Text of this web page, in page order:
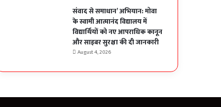
संवाद से समाधान’ अभियान: मोवा
के स्वामी आत्मानंद विद्यालय में
विद्यार्थियों को नए आपराधिक कानून
और साइबर सुरक्षा की दी जानकारी
August 4, 2026